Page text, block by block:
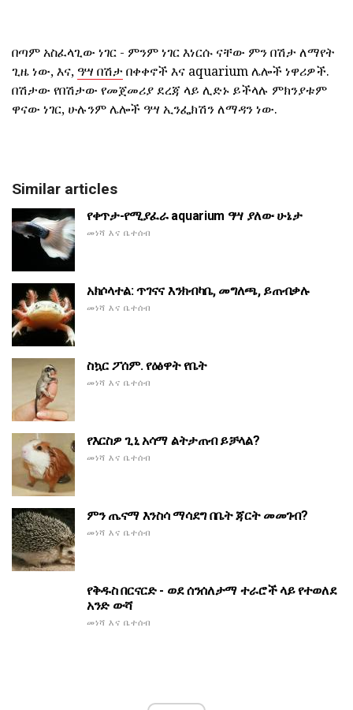
በጣም አስፈላጊው ነገር - ምንም ነገር እነርሱ ናቸው ምን በሽታ ለማየት
ጊዜ ነው, እና, ዓሣ በሽታ በቀቀኖች እና aquarium ሌሎች ነዋሪዎች.
በሽታው የበሽታው የመጀመሪያ ደረጃ ላይ ሊድኑ ይችላሉ ምክንያቱም
ዋናው ነገር, ሁሉንም ሌሎች ዓሣ ኢንፌክሽን ለማዳን ነው.
Similar articles
የቀጥታ-የሚያፈራ aquarium ዓሣ ያለው ሁኔታ
መነሻ እና ቤተሰብ
አክሶላተል: ጥገናና እንክብካቤ, መግለጫ, ይጠብቃሉ
መነሻ እና ቤተሰብ
ስኳር ፖሰም. የዕፅዋት የቤት
መነሻ እና ቤተሰብ
የእርስዎ ጊኒ አሳማ ልትታጠብ ይቻላል?
መነሻ እና ቤተሰብ
ምን ጤናማ እንስሳ ማሳደግ በቤት ጃርት መመገብ?
መነሻ እና ቤተሰብ
የቅዱስ በርናርድ - ወደ ሰንሰለታማ ተራሮች ላይ የተወለደ
አንድ ውሻ
መነሻ እና ቤተሰብ